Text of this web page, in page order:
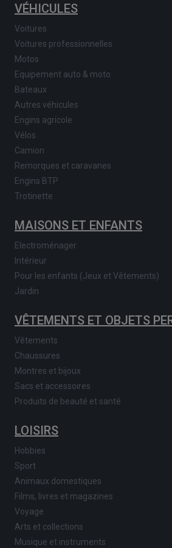
VÉHICULES
Voitures
Voitures professionnelles
Motos
Equipement auto & moto
Bateaux
Autres véhicules
Engins agricole
Vélos
Camion
Remorques et caravanes
Engins BTP
Trotinette
MAISONS ET ENFANTS
Electroménager
Intérieur
Pour les enfants (Jeux et Vêtements)
Jardin
VÊTEMENTS ET OBJETS
Vêtements
Chaussures
Montres et bijoux
Sacs et accessoires
Produits de beauté et santé
LOISIRS
Hobbies
Sport
Animaux domestiques
Films, livres et magazines
Voyage
Arts et collections
Musique et instruments